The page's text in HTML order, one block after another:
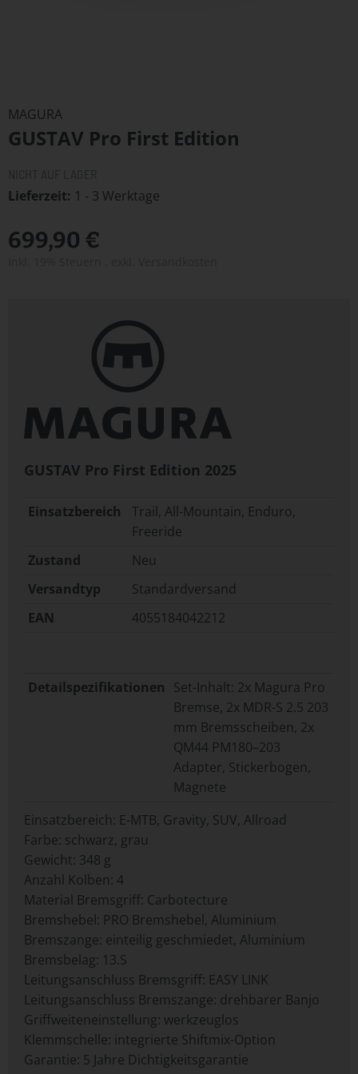
der
Bildergalerie
MAGURA
GUSTAV Pro First Edition
Lieferzeit 1 - 3 Werktage
699,90 €
GUSTAV Pro First Edition 2025
Einsatzbereich
Trail, All-Mountain, Enduro,
Freeride
Zustand
Neu
Versandtyp
Standardversand
EAN
4055184042212
Detailspezifikationen Set-Inhalt: 2x Magura Pro
Bremse, 2x MDR-S 2.5 203
mm Bremsscheiben, 2x
QM44 PM180–203
Adapter, Stickerbogen,
Magnete
Einsatzbereich: E-MTB, Gravity, SUV, Allroad
Farbe: schwarz, grau
Gewicht: 348 g
Anzahl Kolben: 4
Material Bremsgriff: Carbotecture
Bremshebel: PRO Bremshebel, Aluminium
Bremszange: einteilig geschmiedet, Aluminium
Bremsbelag: 13.S
Leitungsanschluss Bremsgriff: EASY LINK
Leitungsanschluss Bremszange: drehbarer Banjo
Griffweiteneinstellung: werkzeuglos
Klemmschelle: integrierte Shiftmix-Option
Garantie: 5 Jahre Dichtigkeitsgarantie